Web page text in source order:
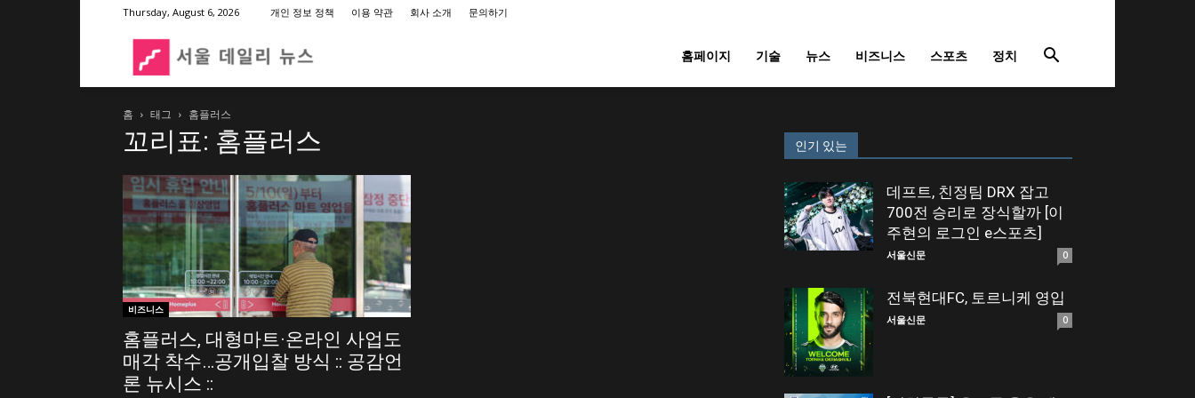
Thursday, August 6, 2026 개인 정보 정책 이용 약관 회사 소개 문의하기
데
일
리
뉴
홈페이지 기술 뉴스 비즈니스 스포츠 정치
홈 태그 홈플러스
꼬리표: 홈플러스
비즈니스
홈플러스, 대형마트·온라인 사업도
매각 착수…공개입찰 방식 :: 공감언
론 뉴시스 ::
인기 있는
데프트, 친정팀 DRX 잡고
700전 승리로 장식할까 [이
주현의 로그인 e스포츠]
서울신문 0
전북현대FC, 토르니케 영입
서울신문 0